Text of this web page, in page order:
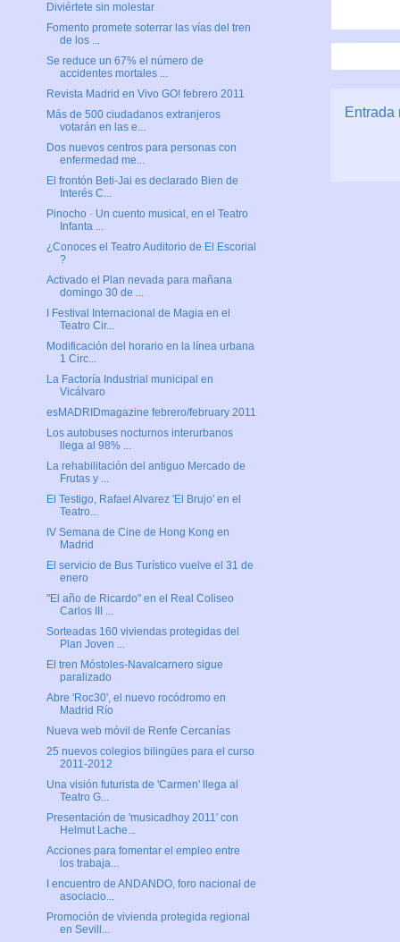
Entrada
Diviértete sin molestar
Fomento promete soterrar las vías del tren
de los ...
Se reduce un 67% el número de
accidentes mortales ...
Revista Madrid en Vivo GO! febrero 2011
Más de 500 ciudadanos extranjeros
votarán en las e...
Dos nuevos centros para personas con
enfermedad me...
El frontón Beti-Jai es declarado Bien de
Interés C...
Pinocho · Un cuento musical, en el Teatro
Infanta ...
¿Conoces el Teatro Auditorio de El Escorial
?
Activado el Plan nevada para mañana
domingo 30 de ...
I Festival Internacional de Magia en el
Teatro Cir...
Modificación del horario en la línea urbana
1 Circ...
La Factoría Industrial municipal en
Vicálvaro
esMADRIDmagazine febrero/february 2011
Los autobuses nocturnos interurbanos
llega al 98% ...
La rehabilitación del antiguo Mercado de
Frutas y ...
El Testigo, Rafael Alvarez 'El Brujo' en el
Teatro...
IV Semana de Cine de Hong Kong en
Madrid
El servicio de Bus Turístico vuelve el 31 de
enero
"El año de Ricardo" en el Real Coliseo
Carlos III ...
Sorteadas 160 viviendas protegidas del
Plan Joven ...
El tren Móstoles-Navalcarnero sigue
paralizado
Abre 'Roc30', el nuevo rocódromo en
Madrid Río
Nueva web móvil de Renfe Cercanías
25 nuevos colegios bilingües para el curso
2011-2012
Una visión futurista de 'Carmen' llega al
Teatro G...
Presentación de 'musicadhoy 2011' con
Helmut Lache...
Acciones para fomentar el empleo entre
los trabaja...
I encuentro de ANDANDO, foro nacional de
asociacio...
Promoción de vivienda protegida regional
en Sevill...